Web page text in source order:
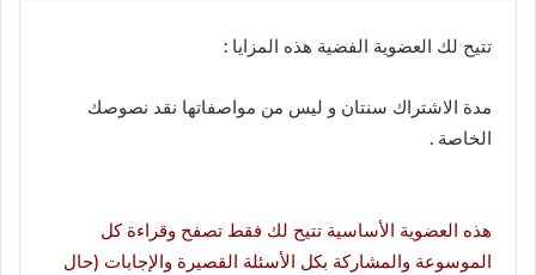
تتيح لك العضوية الفضية هذه المزايا :
مدة الاشتراك سنتان و ليس من مواصفاتها نقد نصوصك
الخاصة .
هذه العضوية الأساسية تتيح لك فقط تصفح وقراءة كل
الموسوعة والمشاركة بكل الأسئلة القصيرة والإجابات (حال